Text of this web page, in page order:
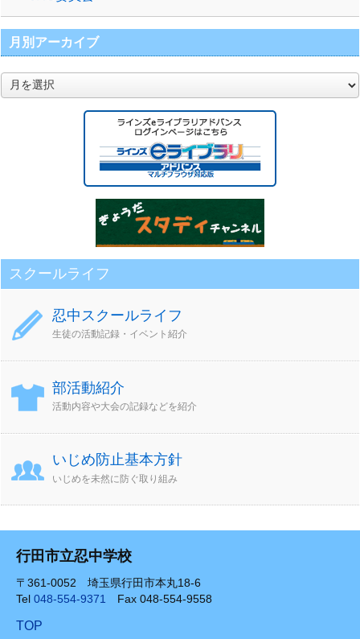
月別アーカイブ
月
別
スクールライフ
忍中スクールライフ
生徒の活動記録・イベント紹介
部活動紹介
活動内容や大会の記録などを紹介
いじめ防止基本方針
いじめを未然に防ぐ取り組み
行田市立忍中学校
〒361-0052 埼玉県行田市本丸18-6
Tel 048-554-9371 Fax 048-554-9558
TOP